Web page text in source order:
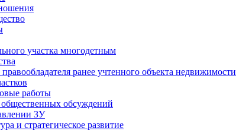
участка многодетным
ранее учтенного объекта недвижимости
работы
обсуждений
ЗУ
и стратегическое развитие